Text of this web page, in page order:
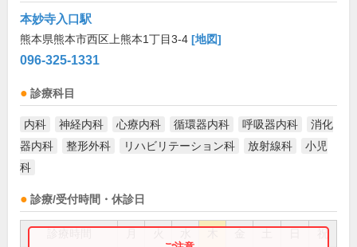
本妙寺入口駅
熊本県熊本市西区上熊本1丁目3-4 [地図]
096-325-1331
診療科目
内科 神経内科 心療内科 循環器内科 呼吸器内科
消化
器内科
整形外科 リハビリテーション科 放射線科
小児
科
診療/受付時間・休診日
祝